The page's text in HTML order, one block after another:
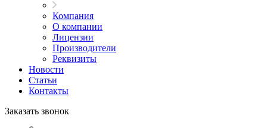
Компания
О компании
Лицензии
Производители
Реквизиты
Новости
Статьи
Контакты
Заказать звонок